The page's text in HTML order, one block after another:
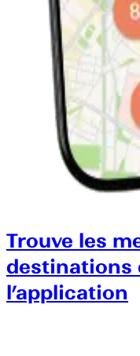
Trouve les
destinations
l’application